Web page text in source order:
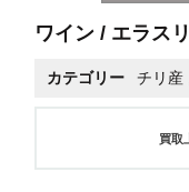
ワイン / エラス
カテゴリー チリ産
買取